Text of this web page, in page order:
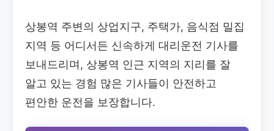
상봉역 주변의 상업지구, 주택가, 음식점 밀집
지역 등 어디서든 신속하게 대리운전 기사를
보내드리며, 상봉역 인근 지역의 지리를 잘
알고 있는 경험 많은 기사들이 안전하고
편안한 운전을 보장합니다.